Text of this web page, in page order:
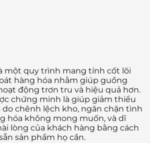
một quy trình mang tính cốt lõi
hàng hóa nhằm giúp guồng
động trơn tru và hiệu quả hơn.
chứng minh là giúp giảm thiểu
chênh lệch kho, ngăn chặn tình
hóa không mong muốn, và dĩ
lòng của khách hàng bằng cách
sản phẩm họ cần.